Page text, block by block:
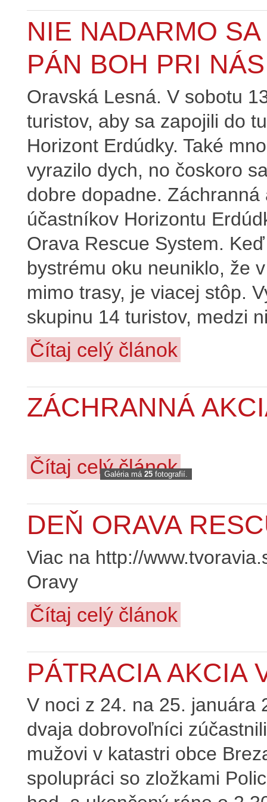
NIE NADARMO
PÁN BOH PRI NÁS
Oravská Lesná. V sobotu
turistov, aby sa zapojili do
Horizont Erdúdky. Také
vyrazilo dych, no čoskoro
dobre dopadne.
účastníkov Horizontu
Orava Rescue System.
bystrému oku neuniklo, že
mimo trasy, je viacej stôp.
skupinu 14 turistov, medzi
Čítaj celý článok
ZÁCHRANNÁ
Galéria má 25 fotografií.
Čítaj celý článok
DEŇ ORAVA
Viac na http://
Oravy
Čítaj celý článok
PÁTRACIA AKCIA
V noci z 24. na 25. januára
dvaja dobrovoľníci
mužovi v katastri obce
spolupráci so zložkami